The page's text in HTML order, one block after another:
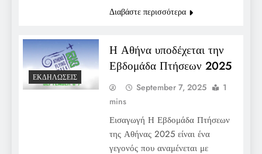
Διαβάστε περισσότερα
ΕΚΔΗΛΏΣΕΙΣ
Η Αθήνα υποδέχεται την
Εβδομάδα Πτήσεων 2025
September 7, 2025
1
mins
Εισαγωγή Η Εβδομάδα Πτήσεων
της Αθήνας 2025 είναι ένα
γεγονός που αναμένεται με